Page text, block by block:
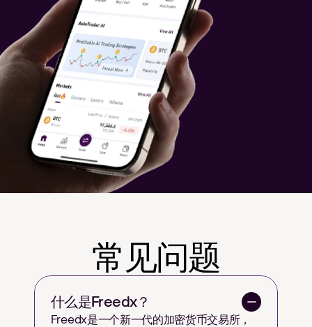
常见问题
什么是Freedx？
Freedx是一个新一代的加密货币交易所，